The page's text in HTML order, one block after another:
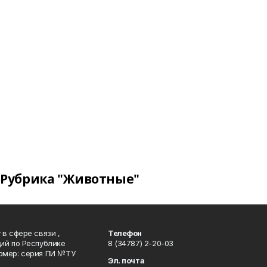
Рубрика "Животные"
сфере связи ,
по Республике
серия ПИ №ТУ
Телефон
8 (34787) 2-20-03
Эл. почта